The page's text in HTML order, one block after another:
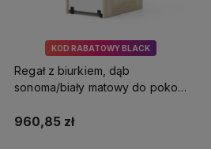
KOD RABATOWY BLACK
Regał z biurkiem, dąb
sonoma/biały matowy do pokoju
960,85 zł